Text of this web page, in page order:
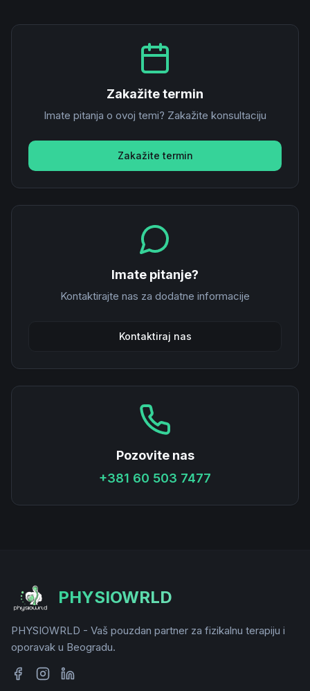
Zakažite termin
Imate pitanja o ovoj temi? Zakažite konsultaciju
Zakažite termin
Imate pitanje?
Kontaktirajte nas za dodatne informacije
Kontaktiraj nas
Pozovite nas
+381 60 503 7477
PHYSIOWRLD
PHYSIOWRLD - Vaš pouzdan partner za fizikalnu terapiju i
oporavak u Beogradu.